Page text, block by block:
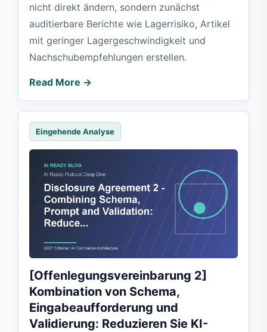
nicht direkt ändern, sondern zunächst
auditierbare Berichte wie Lagerrisiko, Artikel
mit geringer Lagergeschwindigkeit und
Nachschubempfehlungen erstellen.
Read More →
Eingehende Analyse
[Offenlegungsvereinbarung 2]
Kombination von Schema,
Eingabeaufforderung und
Validierung: Reduzieren Sie KI-